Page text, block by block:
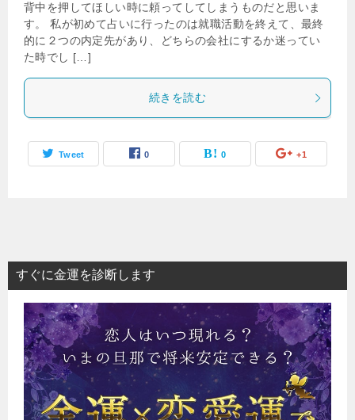
背中を押してほしい時に頼ってしてしまうものだと思いま
す。 私が初めて占いに行ったのは就職活動を終えて、最終
的に２つの内定先があり、どちらの会社にするか迷ってい
た時でし […]
続きを読む
Tweet 0 0 +1
すぐに金運を診断します